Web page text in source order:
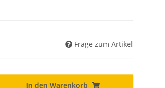
Frage zum Artikel
In den Warenkorb